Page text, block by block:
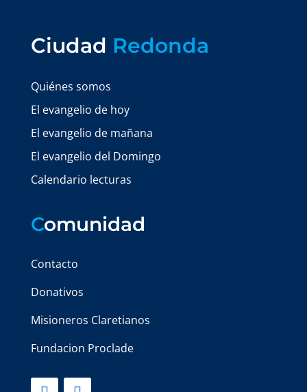
Ciudad Redonda
Quiénes somos
El evangelio de hoy
El evangelio de mañana
El evangelio del Domingo
Calendario lecturas
Comunidad
Contacto
Donativos
Misioneros Claretianos
Fundacion Proclade